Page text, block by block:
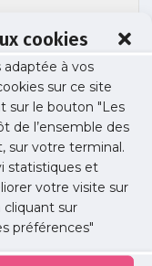
cookies
adaptée à vos
sur ce site
sur le bouton "Les
de l’ensemble des
sur votre terminal.
statistiques et
votre visite sur
cliquant sur
préférences"